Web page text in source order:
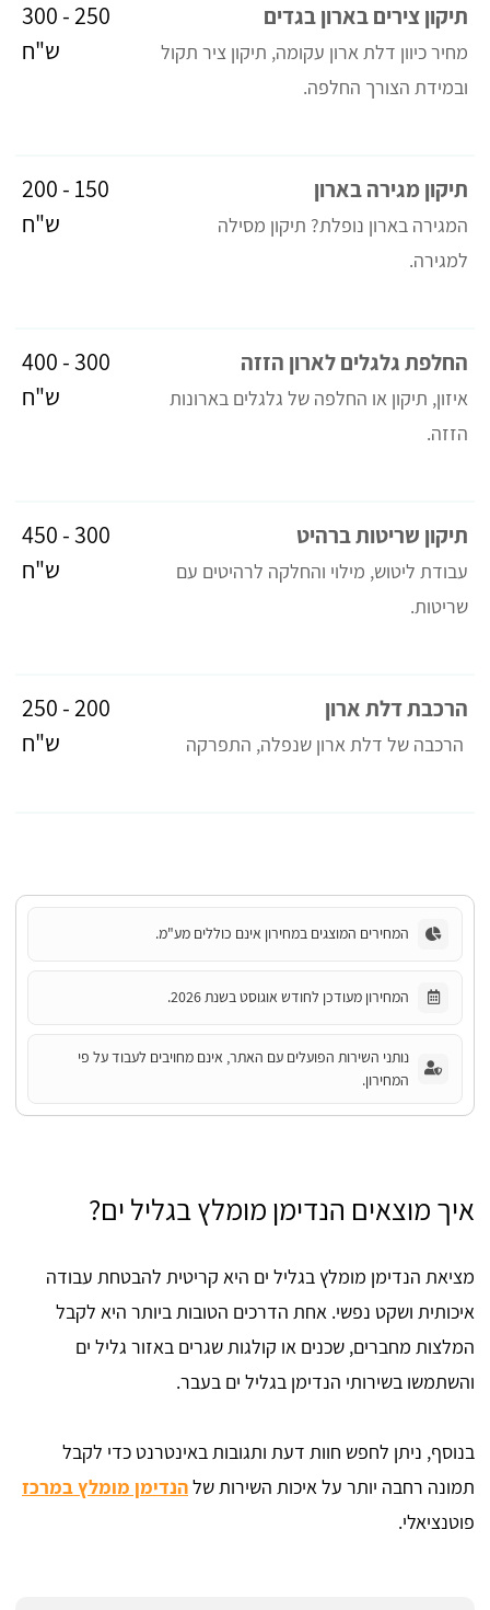
תיקון צירים בארון בגדים
מחיר כיוון דלת ארון עקומה, תיקון ציר תקול
ובמידת הצורך החלפה.
250 - 300
ש"ח
תיקון מגירה בארון
המגירה בארון נופלת? תיקון מסילה
למגירה.
150 - 200
ש"ח
החלפת גלגלים לארון הזזה
איזון, תיקון או החלפה של גלגלים בארונות
הזזה.
300 - 400
ש"ח
תיקון שריטות ברהיט
עבודת ליטוש, מילוי והחלקה לרהיטים עם
שריטות.
300 - 450
ש"ח
הרכבת דלת ארון
הרכבה של דלת ארון שנפלה, התפרקה
200 - 250
ש"ח
המחירים המוצגים במחירון אינם כוללים מע"מ.
המחירון מעודכן לחודש אוגוסט בשנת 2026.
נותני השירות הפועלים עם האתר, אינם מחויבים לעבוד על פי
המחירון.
איך מוצאים הנדימן מומלץ בגליל ים?
מציאת הנדימן מומלץ בגליל ים היא קריטית להבטחת עבודה
איכותית ושקט נפשי. אחת הדרכים הטובות ביותר היא לקבל
המלצות מחברים, שכנים או קולגות שגרים באזור גליל ים
והשתמשו בשירותי הנדימן בגליל ים בעבר.
בנוסף, ניתן לחפש חוות דעת ותגובות באינטרנט כדי לקבל
תמונה רחבה יותר על איכות השירות שלהנדימן מומלץ במרכז
פוטנציאלי.